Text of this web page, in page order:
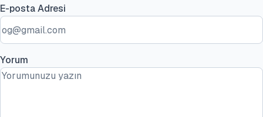
E-posta Adresi
Yorum